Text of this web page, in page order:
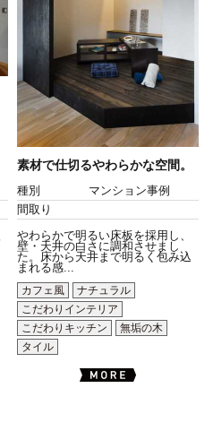
素材で仕切るやわらかな空間。
種別
マンション事例
間取り
やわらかで明るい床板を採用し、
壁・天井の白さに調和させまし
た。床から天井まで明るく包み込
まれる感...
カフェ風
ナチュラル
こだわりインテリア
こだわりキッチン
無垢の木
タイル